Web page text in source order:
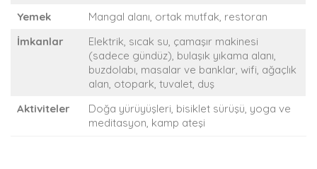
Yemek
Mangal alanı, ortak mutfak, restoran
İmkanlar
Elektrik, sıcak su, çamaşır makinesi
(sadece gündüz), bulaşık yıkama alanı,
buzdolabı, masalar ve banklar, wifi, ağaçlık
alan, otopark, tuvalet, duş
Aktiviteler
Doğa yürüyüşleri, bisiklet sürüşü, yoga ve
meditasyon, kamp ateşi